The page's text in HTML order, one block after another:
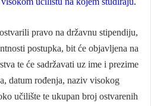
pravo na državnu stipendiju,
postupka, bit će objavljena na
te će sadržavati uz ime i prezime
datum rođenja, naziv visokog
učilište te ukupan broj ostvarenih